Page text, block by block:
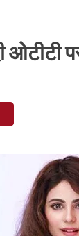
ओटीटी
Dr. APJ